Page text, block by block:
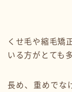
くせ毛や縮毛矯
いる方がとても
長め、重めでな